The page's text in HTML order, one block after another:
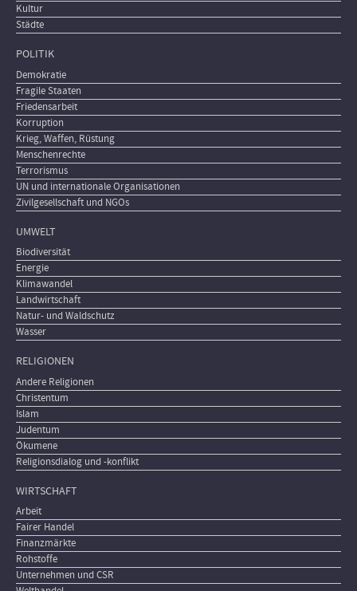
Kultur
Städte
POLITIK
Demokratie
Fragile Staaten
Friedensarbeit
Korruption
Krieg, Waffen, Rüstung
Menschenrechte
Terrorismus
UN und internationale Organisationen
Zivilgesellschaft und NGOs
UMWELT
Biodiversität
Energie
Klimawandel
Landwirtschaft
Natur- und Waldschutz
Wasser
RELIGIONEN
Andere Religionen
Christentum
Islam
Judentum
Ökumene
Religionsdialog und -konflikt
WIRTSCHAFT
Arbeit
Fairer Handel
Finanzmärkte
Rohstoffe
Unternehmen und CSR